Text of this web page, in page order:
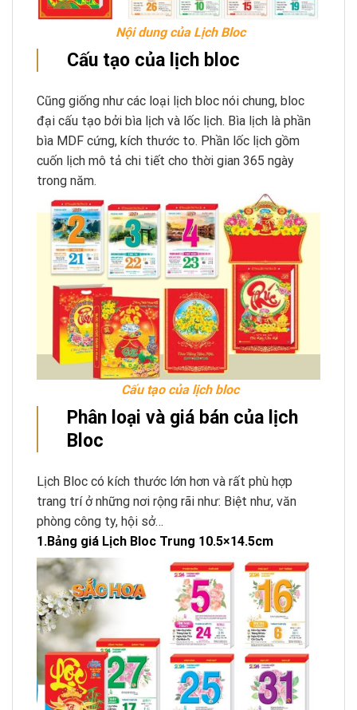
Nội dung của Lịch Bloc
Cấu tạo của lịch bloc
Cũng giống như các loại lịch bloc nói chung, bloc
đại cấu tạo bởi bìa lịch và lốc lịch. Bìa lịch là phần
bìa MDF cứng, kích thước to. Phần lốc lịch gồm
cuốn lịch mô tả chi tiết cho thời gian 365 ngày
trong năm.
Cấu tạo của lịch bloc
Phân loại và giá bán của lịch
Bloc
Lịch Bloc có kích thước lớn hơn và rất phù hợp
trang trí ở những nơi rộng rãi như: Biệt như, văn
phòng công ty, hội sở…
1.Bảng giá Lịch Bloc Trung 10.5×14.5cm